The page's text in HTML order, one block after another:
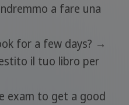
a fare una
for a few days? →
il tuo libro per
exam to get a good